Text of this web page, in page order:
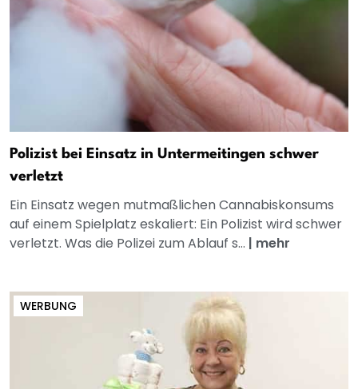
Polizist bei Einsatz in Untermeitingen schwer
verletzt
Ein Einsatz wegen mutmaßlichen Cannabiskonsums
auf einem Spielplatz eskaliert: Ein Polizist wird schwer
verletzt. Was die Polizei zum Ablauf s... | mehr
WERBUNG